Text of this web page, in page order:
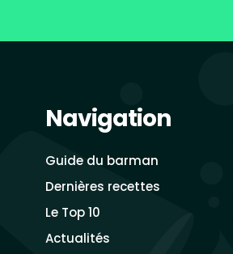
Navigation
Guide du barman
Dernières recettes
Le Top 10
Actualités